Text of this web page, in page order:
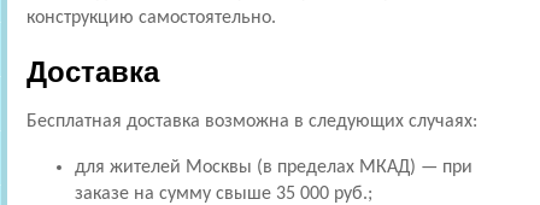
конструкцию самостоятельно.
Доставка
Бесплатная доставка возможна в следующих случаях:
для жителей Москвы (в пределах МКАД) — при
заказе на сумму свыше 35 000 руб.;